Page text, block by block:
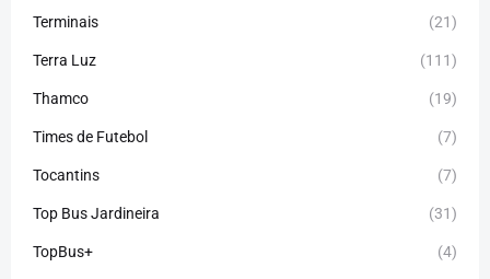
Terminais (21)
Terra Luz (111)
Thamco (19)
Times de Futebol (7)
Tocantins (7)
Top Bus Jardineira (31)
TopBus+ (4)